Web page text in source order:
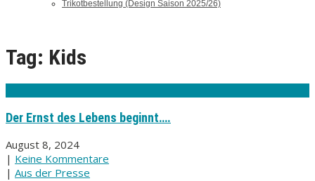
Trikotbestellung (Design Saison 2025/26)
Tag: Kids
Der Ernst des Lebens beginnt….
August 8, 2024
| Keine Kommentare
| Aus der Presse